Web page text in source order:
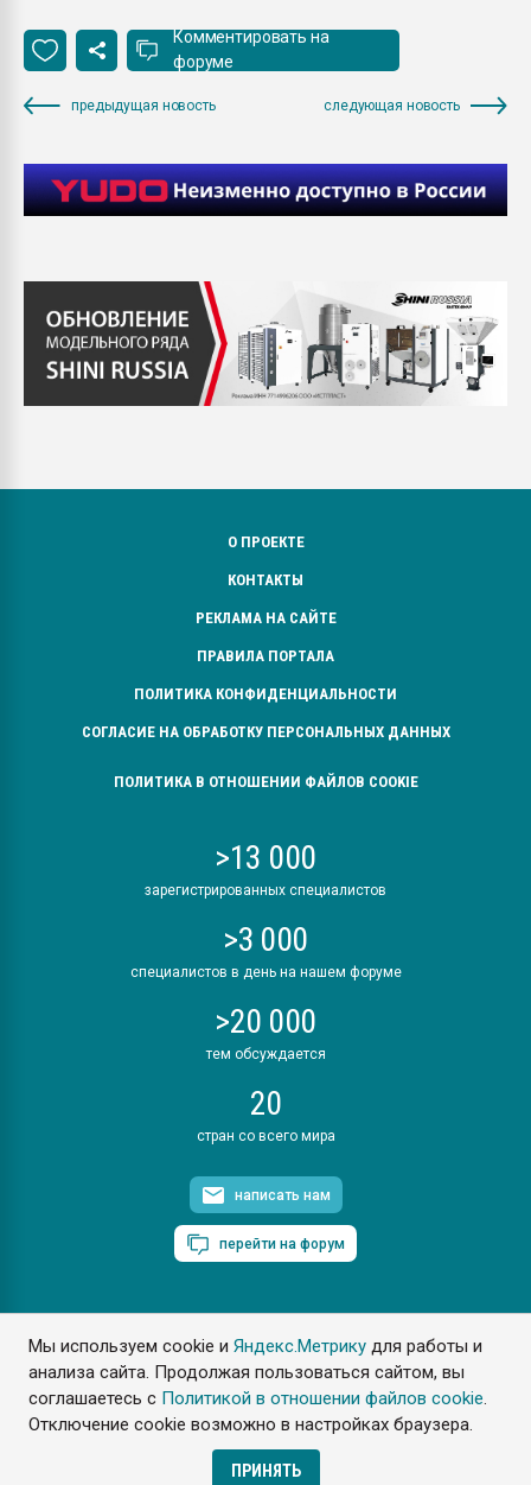
Мы используем cookie иЯндекс.Метрику для работы и
анализа сайта. Продолжая пользоваться сайтом, вы
соглашаетесь с Политикой в отношении файлов cookie.
Отключение cookie возможно в настройках браузера.
ПРИНЯТЬ
Комментировать на
форуме
предыдущая новость следующая новость
О ПРОЕКТЕ
КОНТАКТЫ
РЕКЛАМА НА САЙТЕ
ПРАВИЛА ПОРТАЛА
ПОЛИТИКА КОНФИДЕНЦИАЛЬНОСТИ
СОГЛАСИЕ НА ОБРАБОТКУ ПЕРСОНАЛЬНЫХ ДАННЫХ
ПОЛИТИКА В ОТНОШЕНИИ ФАЙЛОВ COOKIE
>13 000
зарегистрированных специалистов
>3 000
специалистов в день на нашем форуме
>20 000
тем обсуждается
20
стран со всего мира
написать нам
перейти на форум
ПластЭксперт © 2006. Все права защищены
Разрешается копирование материалов сайта с обязательной
ссылкой на www.e-plastic.ru
Разработка сайта